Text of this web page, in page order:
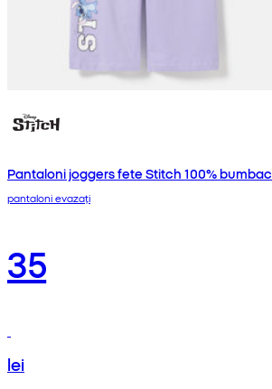
Pantaloni joggers fete Stitch 100% bumbac
pantaloni evazați
35
lei